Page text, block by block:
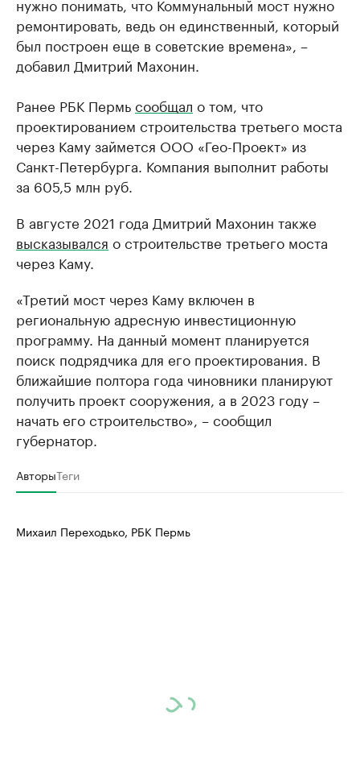
ремонтировать, ведь он единственный, который
был построен еще в советские времена», –
добавил Дмитрий Махонин.
Ранее РБК Пермьсообщал о том, что
проектированием строительства третьего моста
через Каму займется ООО «Гео-Проект» из
Санкт-Петербурга. Компания выполнит работы
за 605,5 млн руб.
В августе 2021 года Дмитрий Махонин также
высказывался о строительстве третьего моста
через Каму.
«Третий мост через Каму включен в
региональную адресную инвестиционную
программу. На данный момент планируется
поиск подрядчика для его проектирования. В
ближайшие полтора года чиновники планируют
получить проект сооружения, а в 2023 году –
начать его строительство», – сообщил
губернатор.
АвторыТеги
Михаил Переходько, РБК Пермь